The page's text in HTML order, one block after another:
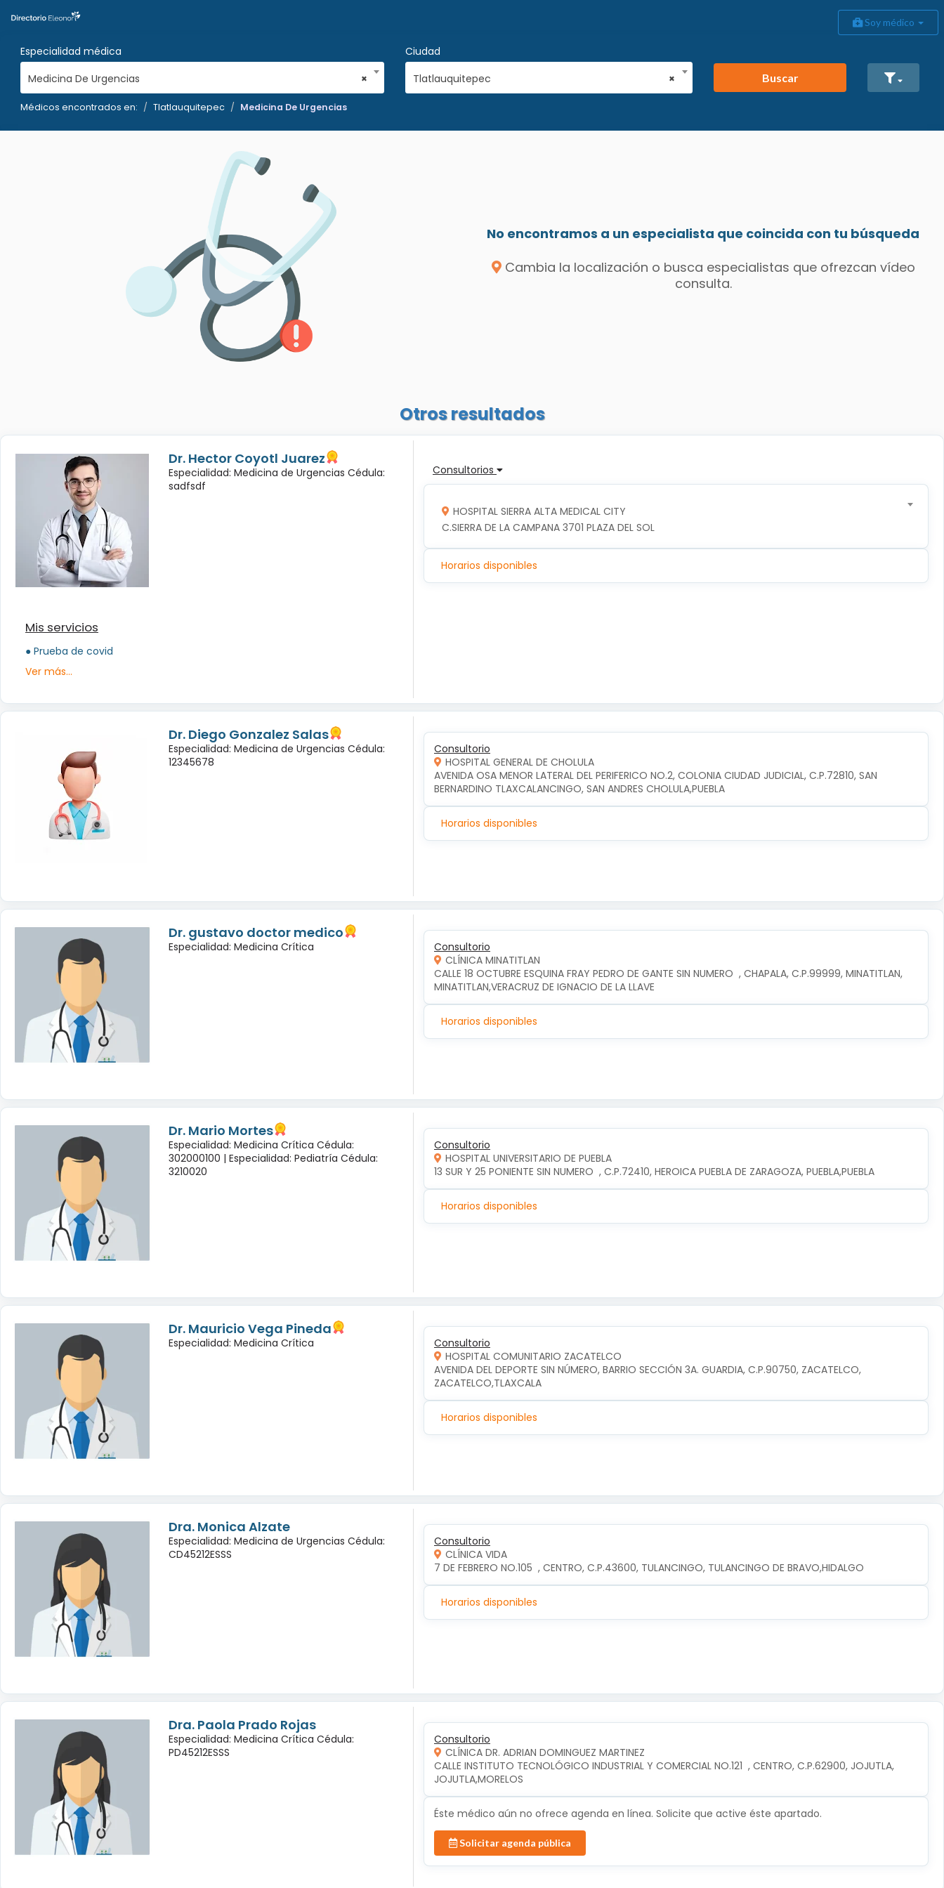
Soy médico
Especialidad médica
×
Medicina De Urgencias
Ciudad
×
Tlatlauquitepec Buscar
Médicos encontrados en: Tlatlauquitepec Medicina De Urgencias
No encontramos a un especialista que coincida con tu búsqueda
Cambia la localización o busca especialistas que ofrezcan vídeo
consulta.
Otros resultados
Dr. Hector Coyotl Juarez
Especialidad: Medicina de Urgencias Cédula:
sadfsdf
Mis servicios
● Prueba de covid
Ver más...
Consultorios
HOSPITAL SIERRA ALTA MEDICAL CITY
C.SIERRA DE LA CAMPANA 3701 PLAZA DEL SOL
Horarios disponibles
Dr. Diego Gonzalez Salas
Especialidad: Medicina de Urgencias Cédula:
12345678
Consultorio
HOSPITAL GENERAL DE CHOLULA
AVENIDA OSA MENOR LATERAL DEL PERIFERICO NO.2, COLONIA CIUDAD JUDICIAL, C.P.72810, SAN
BERNARDINO TLAXCALANCINGO, SAN ANDRES CHOLULA,PUEBLA
Horarios disponibles
Dr. gustavo doctor medico
Especialidad: Medicina Crítica
Consultorio
CLÍNICA MINATITLAN
CALLE 18 OCTUBRE ESQUINA FRAY PEDRO DE GANTE SIN NUMERO  , CHAPALA, C.P.99999, MINATITLAN,
MINATITLAN,VERACRUZ DE IGNACIO DE LA LLAVE
Horarios disponibles
Dr. Mario Mortes
Especialidad: Medicina Crítica Cédula:
302000100 | Especialidad: Pediatría Cédula:
3210020
Consultorio
HOSPITAL UNIVERSITARIO DE PUEBLA
13 SUR Y 25 PONIENTE SIN NUMERO  , C.P.72410, HEROICA PUEBLA DE ZARAGOZA, PUEBLA,PUEBLA
Horarios disponibles
Dr. Mauricio Vega Pineda
Especialidad: Medicina Crítica
Consultorio
HOSPITAL COMUNITARIO ZACATELCO
AVENIDA DEL DEPORTE SIN NÚMERO, BARRIO SECCIÓN 3A. GUARDIA, C.P.90750, ZACATELCO,
ZACATELCO,TLAXCALA
Horarios disponibles
Dra. Monica Alzate
Especialidad: Medicina de Urgencias Cédula:
CD45212ESSS
Consultorio
CLÍNICA VIDA
7 DE FEBRERO NO.105  , CENTRO, C.P.43600, TULANCINGO, TULANCINGO DE BRAVO,HIDALGO
Horarios disponibles
Dra. Paola Prado Rojas
Especialidad: Medicina Crítica Cédula:
PD45212ESSS
Consultorio
CLÍNICA DR. ADRIAN DOMINGUEZ MARTINEZ
CALLE INSTITUTO TECNOLÓGICO INDUSTRIAL Y COMERCIAL NO.121  , CENTRO, C.P.62900, JOJUTLA,
JOJUTLA,MORELOS
Éste médico aún no ofrece agenda en línea. Solicite que active éste apartado.
Solicitar agenda pública